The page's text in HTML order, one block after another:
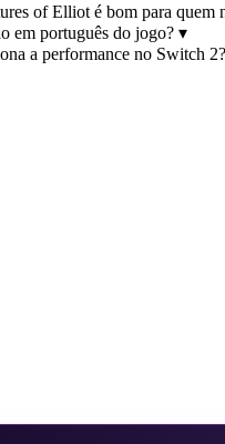
of Elliot é bom para quem
em português do jogo? ▾
a performance no Switch 2?